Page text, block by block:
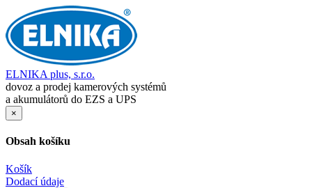
ELNIKA plus, s.r.o.
dovoz a prodej kamerových systémů
a akumulátorů do EZS a UPS
×
Obsah košíku
Košík
Dodací údaje